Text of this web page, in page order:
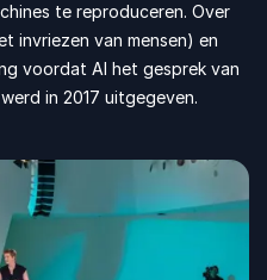
te reproduceren. Over
invriezen van mensen) en
voordat AI het gesprek van
in 2017 uitgegeven.